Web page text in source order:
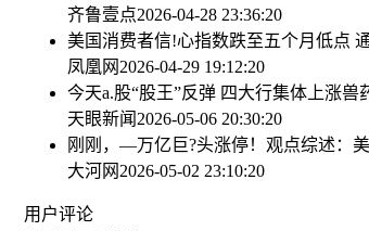
齐鲁壹点2026-04-28 23:36:20
美国消费者信!心指数跌至五个月低点
凤凰网 2026-04-29 19:12:20
今天a.股“股王”反弹 四大行集体上涨兽
天眼新闻 2026-05-06 20:30:20
刚刚，—万亿巨?头涨停！ 观点综述：
大河网 2026-05-02 23:10:20
用户评论